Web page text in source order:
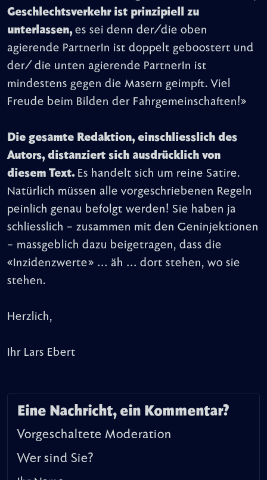
Geschlechtsverkehr ist prinzipiell zu
unterlassen,es sei denn der/die oben
agierende PartnerIn ist doppelt geboostert und
der/ die unten agierende PartnerIn ist
mindestens gegen die Masern geimpft. Viel
Freude beim Bilden der Fahrgemeinschaften!»
Die gesamte Redaktion, einschliesslich des
Autors, distanziert sich ausdrücklich von
diesem Text.Es handelt sich um reine Satire.
Natürlich müssen alle vorgeschriebenen Regeln
peinlich genau befolgt werden! Sie haben ja
schliesslich – zusammen mit den Geninjektionen
– massgeblich dazu beigetragen, dass die
«Inzidenzwerte» … äh … dort stehen, wo sie
stehen.
Herzlich,
Ihr Lars Ebert
Eine Nachricht, ein Kommentar?
Vorgeschaltete Moderation
Wer sind Sie?